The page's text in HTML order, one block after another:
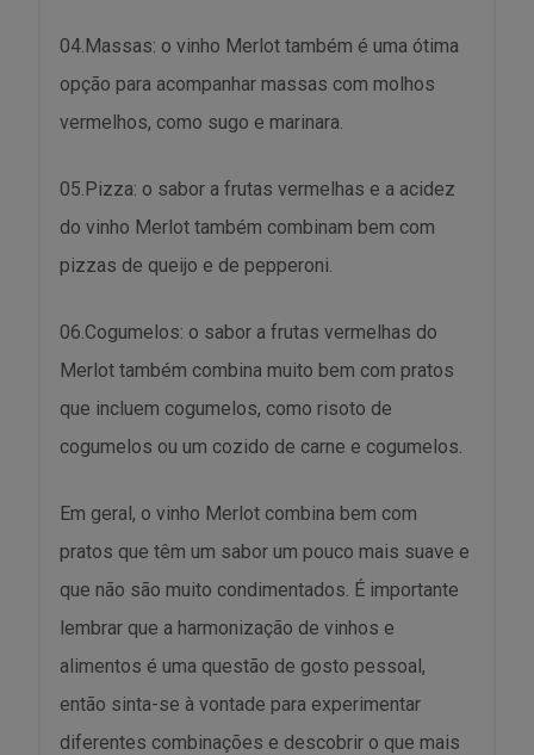
04.Massas: o vinho Merlot também é uma ótima
opção para acompanhar massas com molhos
vermelhos, como sugo e marinara.
05.Pizza: o sabor a frutas vermelhas e a acidez
do vinho Merlot também combinam bem com
pizzas de queijo e de pepperoni.
06.Cogumelos: o sabor a frutas vermelhas do
Merlot também combina muito bem com pratos
que incluem cogumelos, como risoto de
cogumelos ou um cozido de carne e cogumelos.
Em geral, o vinho Merlot combina bem com
pratos que têm um sabor um pouco mais suave e
que não são muito condimentados. É importante
lembrar que a harmonização de vinhos e
alimentos é uma questão de gosto pessoal,
então sinta-se à vontade para experimentar
diferentes combinações e descobrir o que mais